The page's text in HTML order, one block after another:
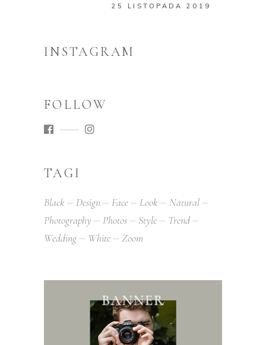
25 LISTOPADA 2019
INSTAGRAM
FOLLOW
TAGI
Black Design Face Look
Natural
Photography
Photos Style
Trend
Wedding
White Zoom